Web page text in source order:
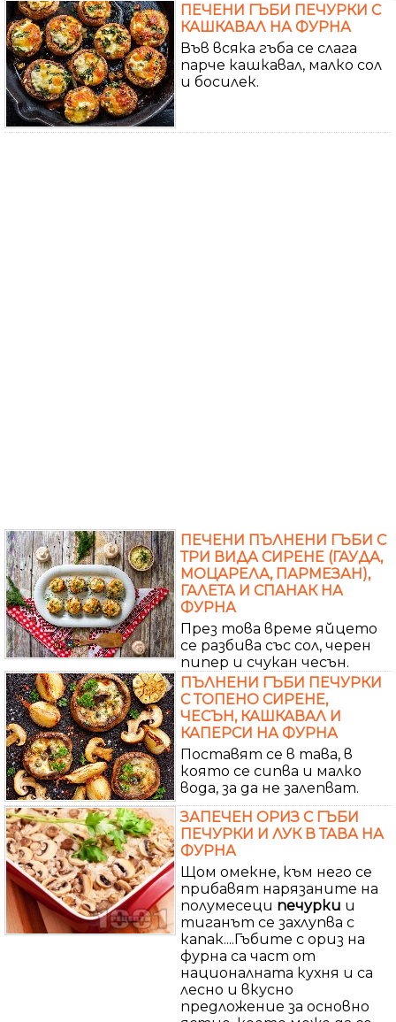
ПЕЧЕНИ ГЪБИ ПЕЧУРКИ С
КАШКАВАЛ НА ФУРНА
Във всяка гъба се слага
парче кашкавал, малко сол
и босилек.
ПЕЧЕНИ ПЪЛНЕНИ ГЪБИ С
ТРИ ВИДА СИРЕНЕ (ГАУДА,
МОЦАРЕЛА, ПАРМЕЗАН),
ГАЛЕТА И СПАНАК НА
ФУРНА
През това време яйцето
се разбива със сол, черен
пипер и счукан чесън.
ПЪЛНЕНИ ГЪБИ ПЕЧУРКИ
С ТОПЕНО СИРЕНЕ,
ЧЕСЪН, КАШКАВАЛ И
КАПЕРСИ НА ФУРНА
Поставят се в тава, в
която се сипва и малко
вода, за да не залепват.
ЗАПЕЧЕН ОРИЗ С ГЪБИ
ПЕЧУРКИ И ЛУК В ТАВА НА
ФУРНА
Щом омекне, към него се
прибавят нарязаните на
полумесеци печурки и
тиганът се захлупва с
капак....Гъбите с ориз на
фурна са част от
националната кухня и са
лесно и вкусно
предложение за основно